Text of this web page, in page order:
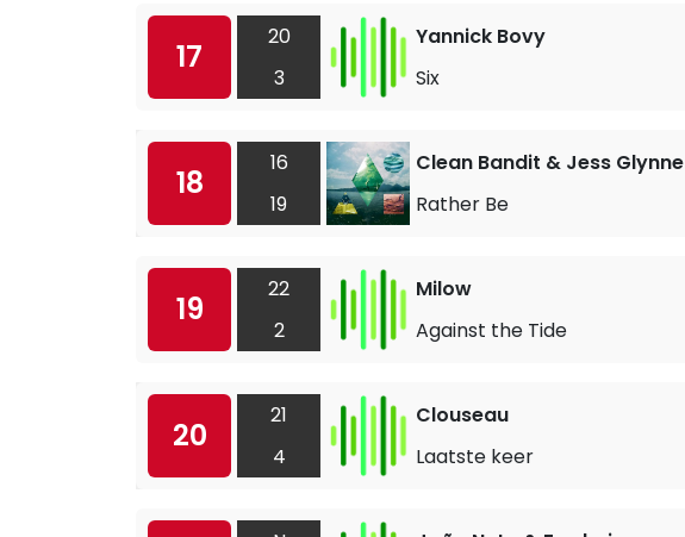
17
20
3
Yannick Bovy
Six
18
16
19
Clean Bandit & Jess Glynne
Rather Be
19
22
2
Milow
Against the Tide
20
21
4
Clouseau
Laatste keer